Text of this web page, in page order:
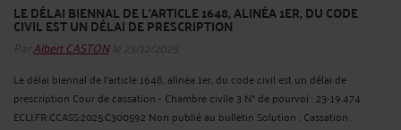
LE DÉLAI BIENNAL DE L'ARTICLE 1648, ALINÉA 1ER, DU CODE
CIVIL EST UN DÉLAI DE PRESCRIPTION
ParAlbert CASTONle 23/12/2025
Le délai biennal de l'article 1648, alinéa 1er, du code civil est un délai de
prescription Cour de cassation - Chambre civile 3 N° de pourvoi : 23-19.474
ECLI:FR:CCASS:2025:C300592 Non publié au bulletin Solution : Cassation